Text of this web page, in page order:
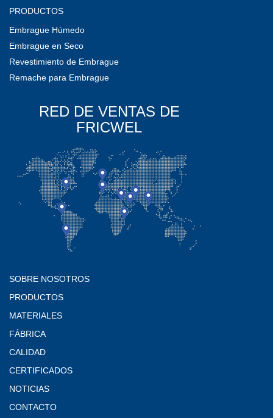
PRODUCTOS
Embrague Húmedo
Embrague en Seco
Revestimiento de Embrague
Remache para Embrague
RED DE VENTAS DE
FRICWEL
SOBRE NOSOTROS
PRODUCTOS
MATERIALES
FÁBRICA
CALIDAD
CERTIFICADOS
NOTICIAS
CONTACTO